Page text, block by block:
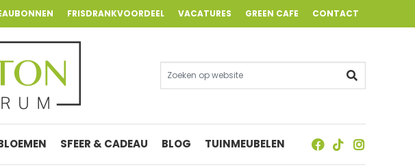
FRISDRANKVOORDEEL VACATURES GREEN CAFE CONTACT
SFEER & CADEAU BLOG TUINMEUBELEN